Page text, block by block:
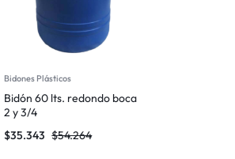
Bidones Plásticos
Bidón 60 lts. redondo boca
2 y 3/4
$54.264
$35.343